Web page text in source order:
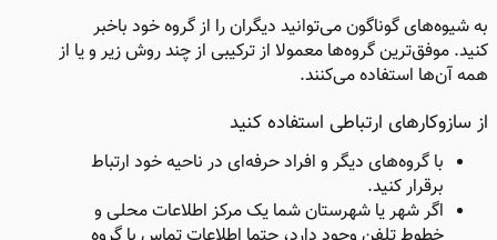
به شیوه‌های گوناگون می‌توانید دیگران را از گروه خود باخبر
کنید. موفق‌ترین گروه‌ها معمولا از ترکیبی از چند روش زیر و یا از
همه آن‌ها استفاده می‌کنند.
از سازوکارهای ارتباطی استفاده کنید​
با گروه‌های دیگر و افراد حرفه‌ای در ناحیه خود ارتباط
برقرار کنید.
اگر شهر یا شهرستان شما یک مرکز اطلاعات محلی و